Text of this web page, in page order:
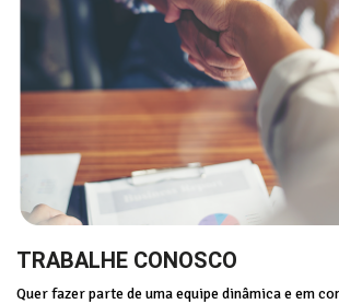
TRABALHE CONOSCO
Quer fazer parte de uma equipe dinâmica e em